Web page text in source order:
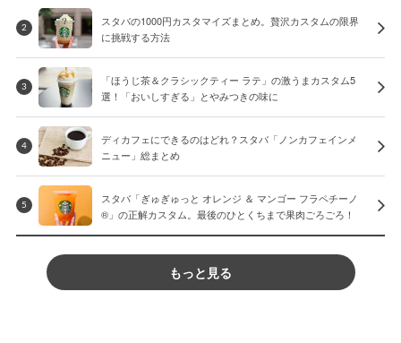
2
スタバの1000円カスタマイズまとめ。贅沢カスタムの限界
に挑戦する方法
3
「ほうじ茶＆クラシックティー ラテ」の激うまカスタム5
選！「おいしすぎる」とやみつきの味に
4
ディカフェにできるのはどれ？スタバ「ノンカフェインメ
ニュー」総まとめ
5
スタバ「ぎゅぎゅっと オレンジ ＆ マンゴー フラペチーノ
®」の正解カスタム。最後のひとくちまで果肉ごろごろ！
もっと見る